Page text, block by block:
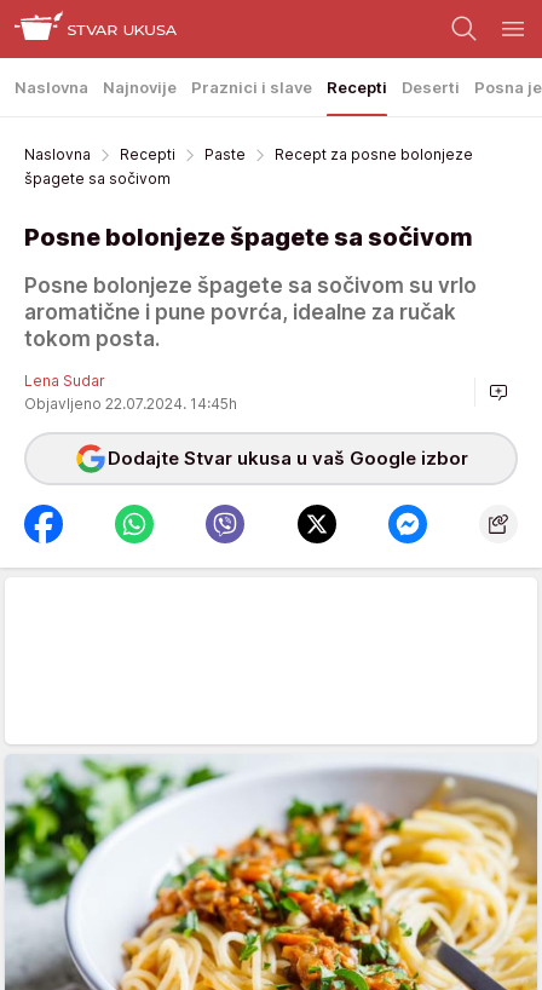
Naslovna Najnovije Praznici i slave Recepti Deserti Posna
Naslovna Recepti Paste
Recept za posne bolonjeze
špagete sa sočivom
Posne bolonjeze špagete sa sočivom
Posne bolonjeze špagete sa sočivom su vrlo
aromatične i pune povrća, idealne za ručak
tokom posta.
Lena Sudar
Objavljeno 22.07.2024. 14:45h
Dodajte Stvar ukusa u vaš Google izbor